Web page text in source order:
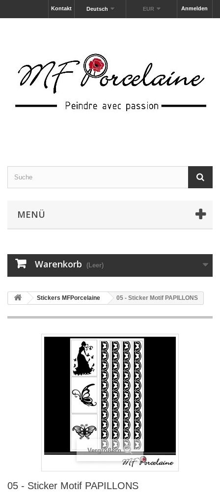
Anmelden
EUR
Deutsch
Kontakt
MENÜ
Warenkorb (Leer)
Stickers MFPorcelaine 05 - Sticker Motif PAPILLONS
Vergrößern
05 - Sticker Motif PAPILLONS